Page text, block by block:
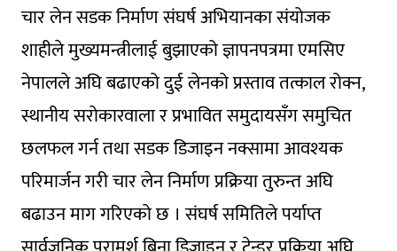
चार लेन सडक निर्माण संघर्ष अभियानका संयोजक
शाहीले मुख्यमन्त्रीलाई बुझाएको ज्ञापनपत्रमा एमसिए
नेपालले अघि बढाएको दुई लेनको प्रस्ताव तत्काल रोक्न,
स्थानीय सरोकारवाला र प्रभावित समुदायसँग समुचित
छलफल गर्न तथा सडक डिजाइन नक्सामा आवश्यक
परिमार्जन गरी चार लेन निर्माण प्रक्रिया तुरुन्त अघि
बढाउन माग गरिएको छ । संघर्ष समितिले पर्याप्त